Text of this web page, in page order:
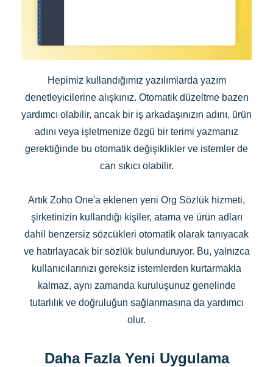
Hepimiz kullandığımız yazılımlarda yazım
denetleyicilerine alışkınız. Otomatik düzeltme bazen
yardımcı olabilir, ancak bir iş arkadaşınızın adını, ürün
adını veya işletmenize özgü bir terimi yazmanız
gerektiğinde bu otomatik değişiklikler ve istemler de
can sıkıcı olabilir.
Artık Zoho One'a eklenen yeni Org Sözlük hizmeti,
şirketinizin kullandığı kişiler, atama ve ürün adları
dahil benzersiz sözcükleri otomatik olarak tanıyacak
ve hatırlayacak bir sözlük bulunduruyor. Bu, yalnızca
kullanıcılarınızı gereksiz istemlerden kurtarmakla
kalmaz, aynı zamanda kuruluşunuz genelinde
tutarlılık ve doğruluğun sağlanmasına da yardımcı
olur.
Daha Fazla Yeni Uygulama